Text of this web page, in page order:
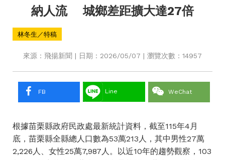
納人流 城鄉差距擴大達27倍
林冬生／特稿
來源：飛揚新聞 | 日期：2026/05/07 | 瀏覽次數：14957
FB Line WeChat
根據苗栗縣政府民政處最新統計資料，截至115年4月
底，苗栗縣全縣總人口數為53萬213人，其中男性27萬
2,226人、女性25萬7,987人。以近10年的趨勢觀察，103